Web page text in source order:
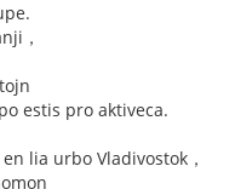
，
estis pro aktiveca.
lia urbo Vladivostok，